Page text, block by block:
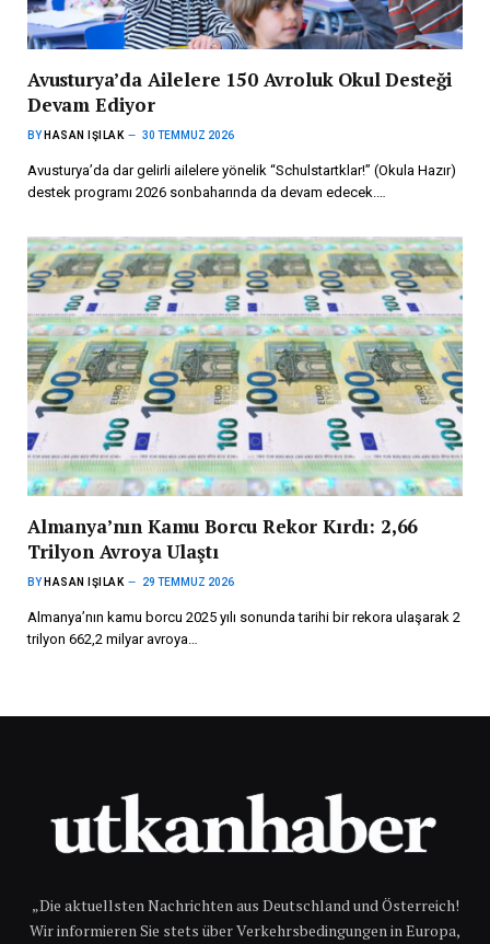
Avusturya’da Ailelere 150 Avroluk Okul Desteği
Devam Ediyor
BY HASAN IŞILAK 30 TEMMUZ 2026
Avusturya’da dar gelirli ailelere yönelik “Schulstartklar!” (Okula Hazır)
destek programı 2026 sonbaharında da devam edecek.…
Almanya’nın Kamu Borcu Rekor Kırdı: 2,66
Trilyon Avroya Ulaştı
BY HASAN IŞILAK 29 TEMMUZ 2026
Almanya’nın kamu borcu 2025 yılı sonunda tarihi bir rekora ulaşarak 2
trilyon 662,2 milyar avroya…
„Die aktuellsten Nachrichten aus Deutschland und Österreich!
Wir informieren Sie stets über Verkehrsbedingungen in Europa,